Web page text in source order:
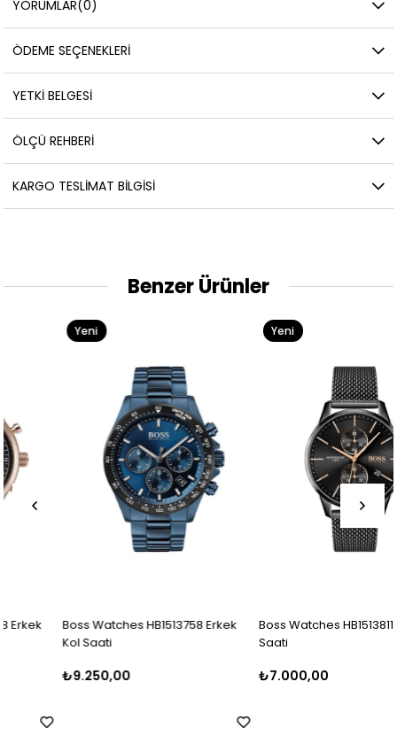
YORUMLAR(0)
ÖDEME SEÇENEKLERI
YETKİ BELGESİ
ÖLÇÜ REHBERI
KARGO TESLIMAT BILGISI
Benzer Ürünler
Boss Watches HB1513758 Erkek
₺9.250,00
Boss Watches HB1513811 Erkek Kol
₺7.000,00